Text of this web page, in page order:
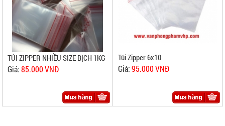
TÚI ZIPPER NHIỀU SIZE BỊCH 1KG
Giá:85.000 VNĐ
Túi Zipper 6x10
Giá:95.000 VNĐ